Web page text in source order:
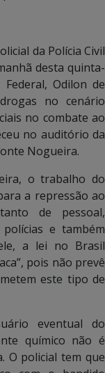
da Polícia Civil
desta quinta-
Odilon de
no cenário
no combate ao
no auditório da
Nogueira.
o trabalho do
a repressão ao
de pessoal,
e também
a lei no Brasil
pois não prevê
este tipo de
eventual do
químico não é
O policial tem que